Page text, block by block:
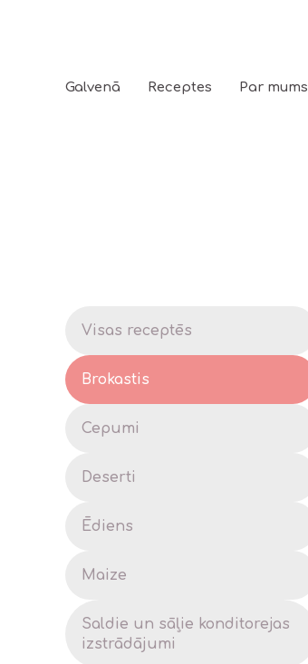
Galvenā Receptes Par mums
Visas receptēs
Brokastis
Cepumi
Deserti
Ēdiens
Maize
Saldie un sāļie konditorejas
izstrādājumi